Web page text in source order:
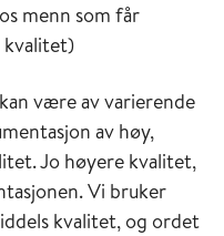
menn som får
kvalitet)
være av varierende
av høy,
Jo høyere kvalitet,
Vi bruker
kvalitet, og ordet